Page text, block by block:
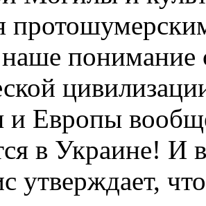
понимание
и Европы
в Украине!
утверждает,